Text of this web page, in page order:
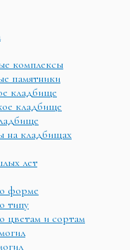
комплексы
памятники
кладбище
кладбище
на кладбищах
лет
форме
типу
цветам и сортам